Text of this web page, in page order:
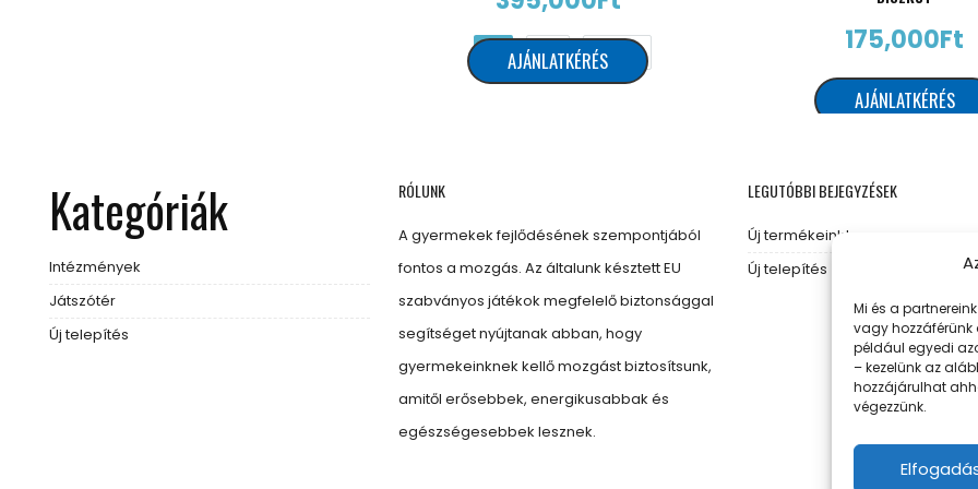
Mi és a
vagy hozzáférünk
például egyedi
– kezelünk az
hozzájárulhat
végezzünk.
AJÁNLATKÉRÉS
175,000Ft
AJÁNLATKÉRÉS
2 Next
Kategóriák
Intézmények
Játszótér
Új telepítés
RÓLUNK
A gyermekek fejlődésének szempontjából
fontos a mozgás. Az általunk késztett EU
szabványos játékok megfelelő biztonsággal
segítséget nyújtanak abban, hogy
gyermekeinknek kellő mozgást biztosítsunk,
amitől erősebbek, energikusabbak és
egészségesebbek lesznek.
LEGUTÓBBI BEJEGYZÉSEK
Új termékeink!
Új telepítés